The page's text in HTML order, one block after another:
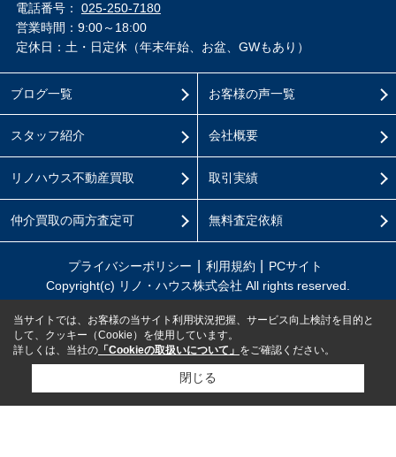
電話番号： 025-250-7180
営業時間：9:00～18:00
定休日：土・日定休（年末年始、お盆、GWもあり）
ブログ一覧
スタッフ紹介
リノハウス不動産買取
仲介買取の両方査定可
お客様の声一覧
会社概要
取引実績
無料査定依頼
プライバシーポリシー 利用規約
PCサイト
Copyright(c) リノ・ハウス株式会社 All rights reserved.
当サイトでは、お客様の当サイト利用状況把握、サービス向上検討を目的と
して、クッキー（Cookie）を使用しています。
詳しくは、当社の 「Cookieの取扱いについて」 をご確認ください。
閉じる